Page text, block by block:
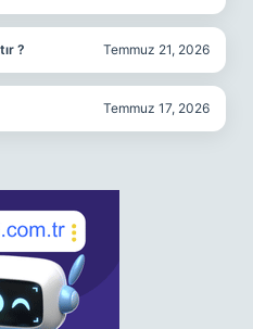
? Temmuz 21, 2026
Temmuz 17, 2026